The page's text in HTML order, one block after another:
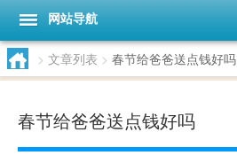
网站导航
> 文章列表 > 春节给爸爸送点钱好吗
春节给爸爸送点钱好吗